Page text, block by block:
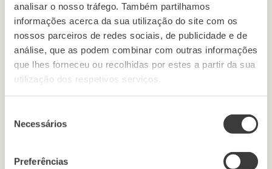
analisar o nosso tráfego. Também partilhamos
informações acerca da sua utilização do site com os
nossos parceiros de redes sociais, de publicidade e de
análise, que as podem combinar com outras informações
que lhes forneceu ou recolhidas por estes a partir da sua
utilização dos respetivos serviços.
Necessários
Preferências